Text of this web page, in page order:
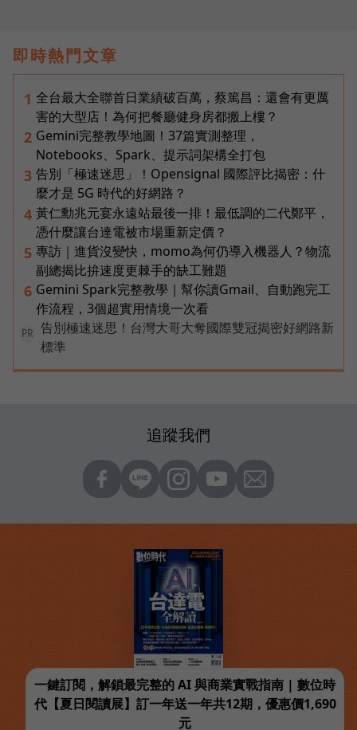
即時熱門文章
1 全台最大全聯首日業績破百萬，蔡篤昌：還會有更厲
害的大型店！為何把餐廳健身房都搬上樓？
2 Gemini完整教學地圖！37篇實測整理，
Notebooks、Spark、提示詞架構全打包
3 告別「極速迷思」！Opensignal 國際評比揭密：什
麼才是 5G 時代的好網路？
4 黃仁勳兆元宴永遠站最後一排！最低調的二代鄭平，
憑什麼讓台達電被市場重新定價？
5 專訪｜進貨沒變快，momo為何仍導入機器人？物流
副總揭比拚速度更棘手的缺工難題
6 Gemini Spark完整教學｜幫你讀Gmail、自動跑完工
作流程，3個超實用情境一次看
PR
告別極速迷思！台灣大哥大奪國際雙冠揭密好網路新
標準
追蹤我們
一鍵訂閱，解鎖最完整的 AI 與商業實戰指南 | 數位時
代【夏日閱讀展】訂一年送一年共12期，優惠價1,690
元